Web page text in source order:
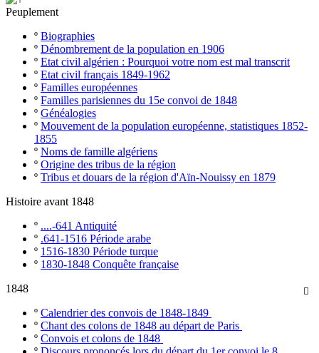
Peuplement
º Biographies
º Dénombrement de la population en 1906
º Etat civil algérien : Pourquoi votre nom est mal transcrit
º Etat civil français 1849-1962
º Familles européennes
º Familles parisiennes du 15e convoi de 1848
º Généalogies
º Mouvement de la population européenne, statistiques 1852-
1855
º Noms de famille algériens
º Origine des tribus de la région
º Tribus et douars de la région d'Aïn-Nouissy en 1879
Histoire avant 1848
º ....-641 Antiquité
º .641-1516 Période arabe
º 1516-1830 Période turque
º 1830-1848 Conquête française

1848
º Calendrier des convois de 1848-1849
º Chant des colons de 1848 au départ de Paris
º Convois et colons de 1848